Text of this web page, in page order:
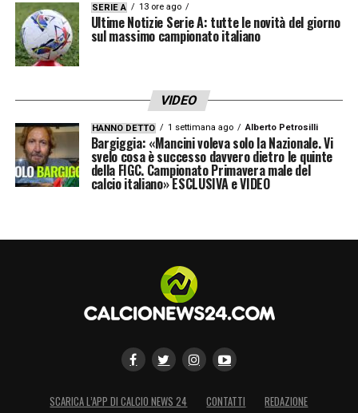
SERIE A 13 ore ago
Ultime Notizie Serie A: tutte le novità del giorno
sul massimo campionato italiano
VIDEO
HANNO DETTO 1 settimana ago Alberto Petrosilli
Bargiggia: «Mancini voleva solo la Nazionale. Vi
svelo cosa è successo davvero dietro le quinte
della FIGC. Campionato Primavera male del
calcio italiano» ESCLUSIVA e VIDEO
SCARICA L’APP DI CALCIO NEWS 24 CONTATTI REDAZIONE